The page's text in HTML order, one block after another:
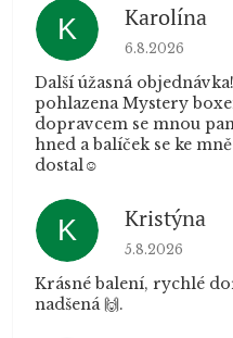
K Karolína
Hodnocení
6.8.2026
Další úžasná
pohlazena Mystery
dopravcem se mnou
hned a balíček se ke
dostal☺️
K Kristýna
Hodnocení
5.8.2026
Krásné balení, rychlé
nadšená 🙌.